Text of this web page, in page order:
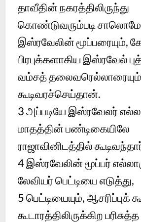
தாவீதின் நகரத்திலிருந்து
கொண்டுவரும்படி
இஸ்ரவேலின் மூப்பரையும்,
பிரபுக்களாகிய இஸ்ரவேல்
வம்சத் தலைவரெல்லாரையும்
கூடிவரச்செய்தான்.
3அப்படியே இஸ்ரவேலர்
மாதத்தின் பண்டிகையிலே
ராஜாவினிடத்தில்
4இஸ்ரவேலின் மூப்பர்
லேவியர் பெட்டியை எடுத்து,
5பெட்டியையும், ஆசரிப்புக்
கூடாரத்திலிருக்கிற பரிசுத்த